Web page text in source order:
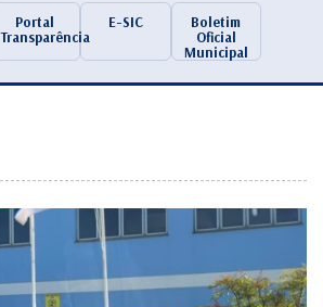
Portal
Transparência
E-SIC
Boletim
Oficial
Municipal